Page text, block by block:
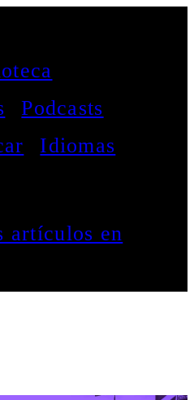
Podcasts
Idiomas
artículos en